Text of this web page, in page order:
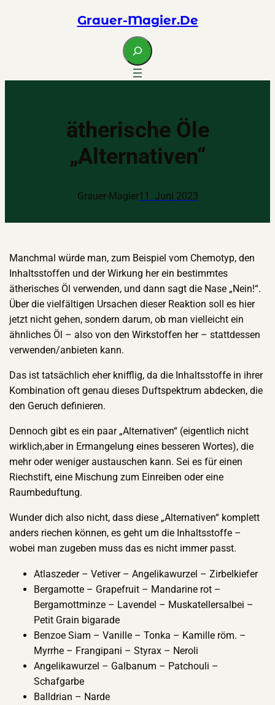
Grauer-Magier.de
S
e
ätherische Öle
„Alternativen“
Grauer-Magier11. Juni 2023
Manchmal würde man, zum Beispiel vom Chemotyp, den
Inhaltsstoffen und der Wirkung her ein bestimmtes
ätherisches Öl verwenden, und dann sagt die Nase „Nein!“.
Über die vielfältigen Ursachen dieser Reaktion soll es hier
jetzt nicht gehen, sondern darum, ob man vielleicht ein
ähnliches Öl – also von den Wirkstoffen her – stattdessen
verwenden/anbieten kann.
Das ist tatsächlich eher knifflig, da die Inhaltsstoffe in ihrer
Kombination oft genau dieses Duftspektrum abdecken, die
den Geruch definieren.
Dennoch gibt es ein paar „Alternativen“ (eigentlich nicht
wirklich,aber in Ermangelung eines besseren Wortes), die
mehr oder weniger austauschen kann. Sei es für einen
Riechstift, eine Mischung zum Einreiben oder eine
Raumbeduftung.
Wunder dich also nicht, dass diese „Alternativen“ komplett
anders riechen können, es geht um die Inhaltsstoffe –
wobei man zugeben muss das es nicht immer passt.
Atlaszeder – Vetiver – Angelikawurzel – Zirbelkiefer
Bergamotte – Grapefruit – Mandarine rot –
Bergamottminze – Lavendel – Muskatellersalbei –
Petit Grain bigarade
Benzoe Siam – Vanille – Tonka – Kamille röm. –
Myrrhe – Frangipani – Styrax – Neroli
Angelikawurzel – Galbanum – Patchouli –
Schafgarbe
Balldrian – Narde